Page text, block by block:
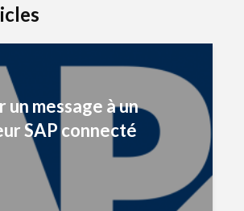
un message à un
SAP connecté